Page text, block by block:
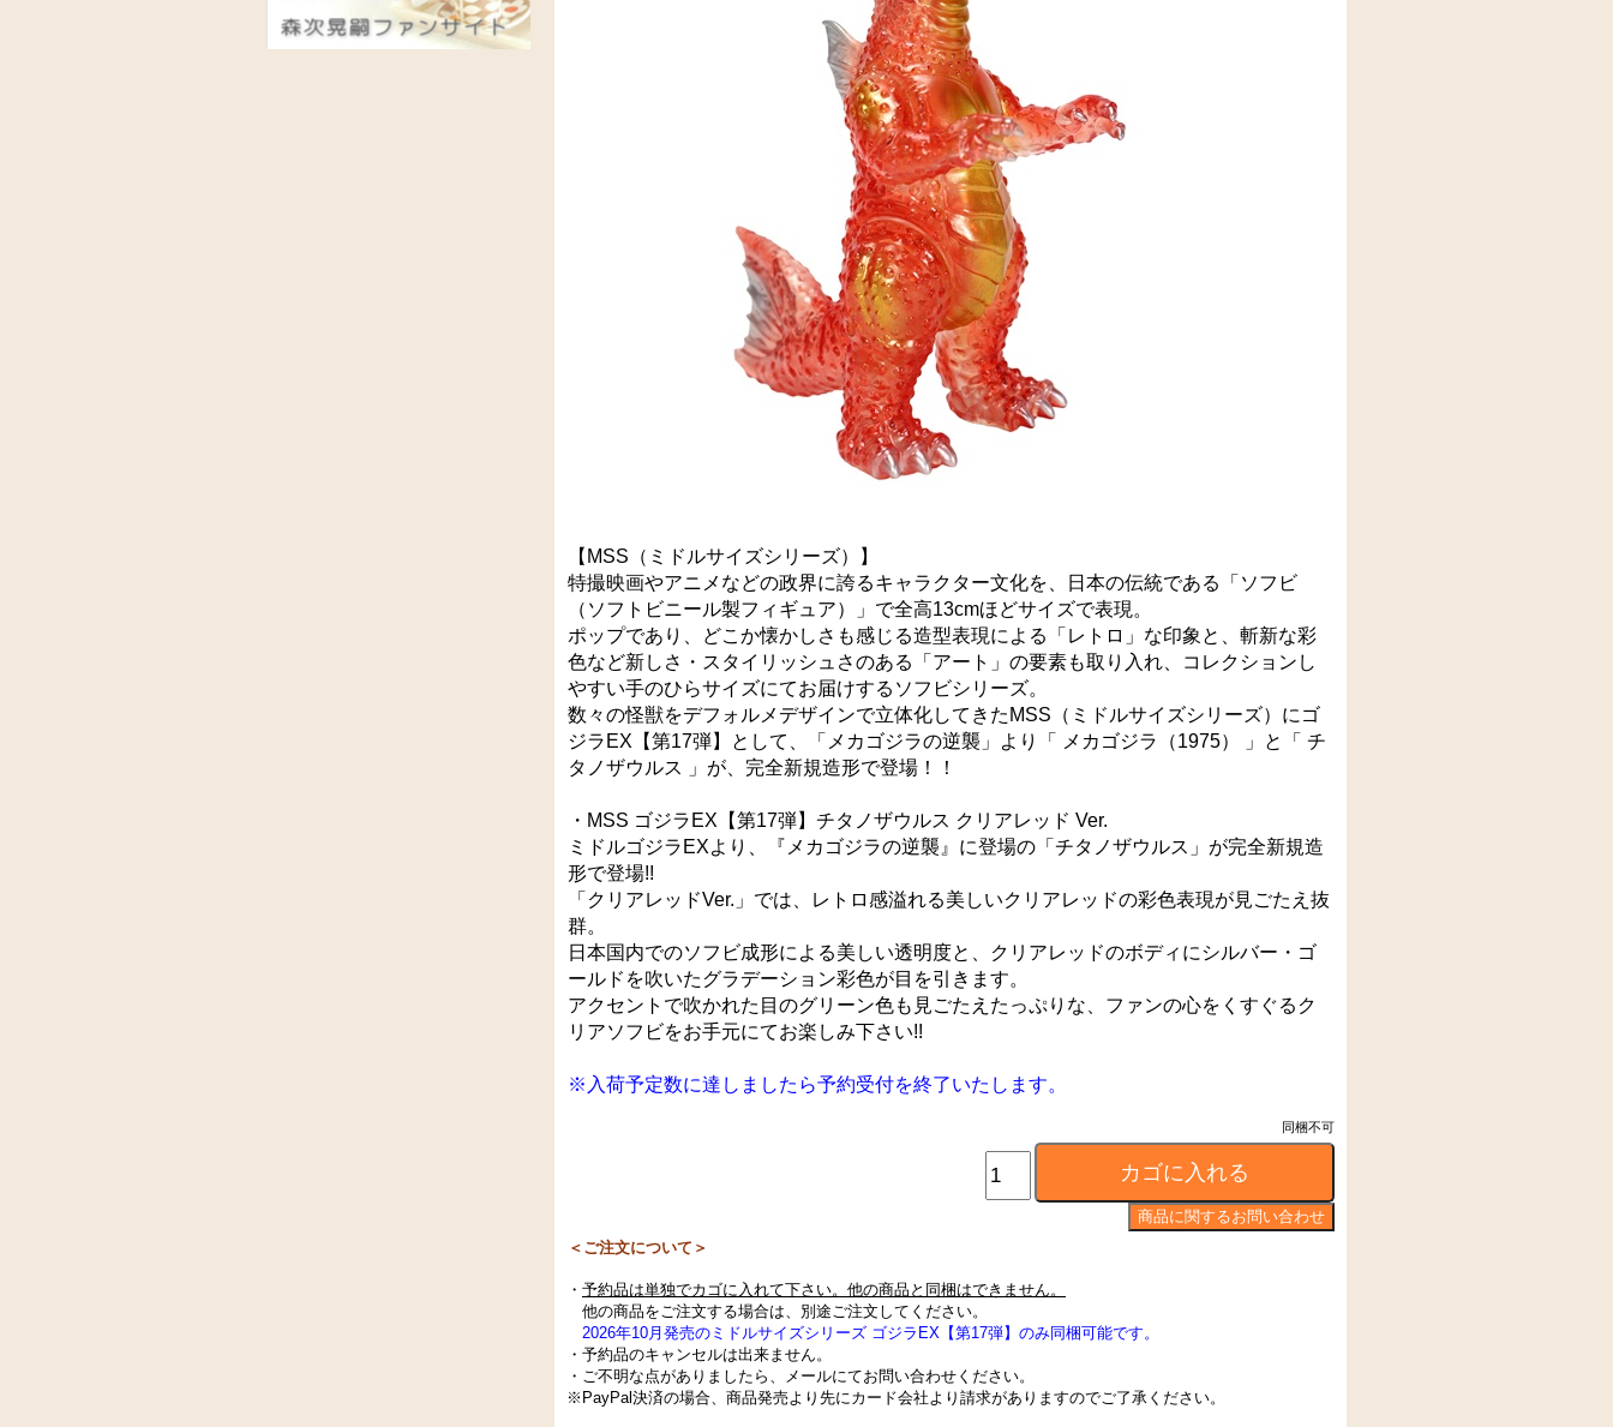
【MSS（ミドルサイズシリーズ）】
特撮映画やアニメなどの政界に誇るキャラクター文化を、日本の伝統である「ソフビ
（ソフトビニール製フィギュア）」で全高13cmほどサイズで表現。
ポップであり、どこか懐かしさも感じる造型表現による「レトロ」な印象と、斬新な彩
色など新しさ・スタイリッシュさのある「アート」の要素も取り入れ、コレクションし
やすい手のひらサイズにてお届けするソフビシリーズ。
数々の怪獣をデフォルメデザインで立体化してきたMSS（ミドルサイズシリーズ）にゴ
ジラEX【第17弾】として、「メカゴジラの逆襲」より「 メカゴジラ（1975） 」と「 チ
タノザウルス 」が、完全新規造形で登場！！
・MSS ゴジラEX【第17弾】チタノザウルス クリアレッド Ver.
ミドルゴジラEXより、『メカゴジラの逆襲』に登場の「チタノザウルス」が完全新規造
形で登場!!
「クリアレッドVer.」では、レトロ感溢れる美しいクリアレッドの彩色表現が見ごたえ抜
群。
日本国内でのソフビ成形による美しい透明度と、クリアレッドのボディにシルバー・ゴ
ールドを吹いたグラデーション彩色が目を引きます。
アクセントで吹かれた目のグリーン色も見ごたえたっぷりな、ファンの心をくすぐるク
リアソフビをお手元にてお楽しみ下さい!!
※入荷予定数に達しましたら予約受付を終了いたします。
同梱不可
＜ご注文について＞
・ 予約品は単独でカゴに入れて下さい。他の商品と同梱はできません。
他の商品をご注文する場合は、別途ご注文してください。
2026年10月発売のミドルサイズシリーズ ゴジラEX【第17弾】のみ同梱可能です。
・予約品のキャンセルは出来ません。
・ご不明な点がありましたら、メールにてお問い合わせください。
※PayPal決済の場合、商品発売より先にカード会社より請求がありますのでご了承ください。